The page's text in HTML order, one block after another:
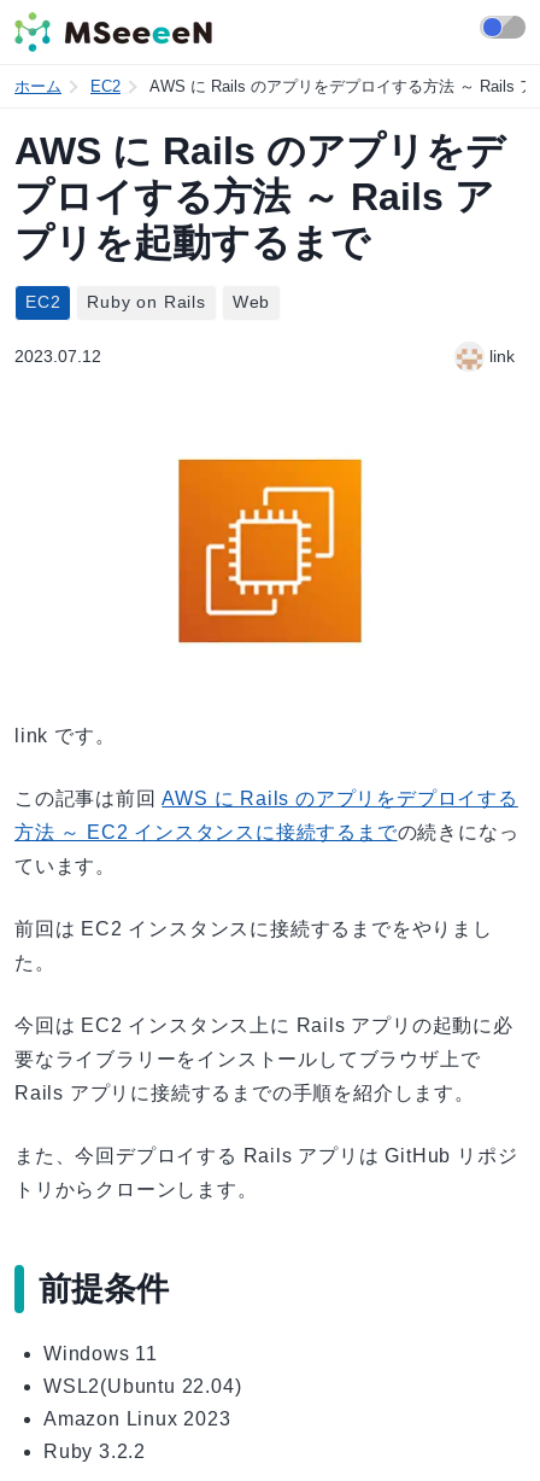
ホーム EC2 AWS に Rails のアプリをデプロイする方法 ～ Rails
AWS に Rails のアプリをデ
プロイする方法 ～ Rails ア
プリを起動するまで
EC2 Ruby on Rails Web
2023.07.12 link
link です。
この記事は前回AWS に Rails のアプリをデプロイする
方法 ～ EC2 インスタンスに接続するまでの続きになっ
ています。
前回は EC2 インスタンスに接続するまでをやりまし
た。
今回は EC2 インスタンス上に Rails アプリの起動に必
要なライブラリーをインストールしてブラウザ上で
Rails アプリに接続するまでの手順を紹介します。
また、今回デプロイする Rails アプリは GitHub リポジ
トリからクローンします。
前提条件
Windows 11
WSL2(Ubuntu 22.04)
Amazon Linux 2023
Ruby 3.2.2